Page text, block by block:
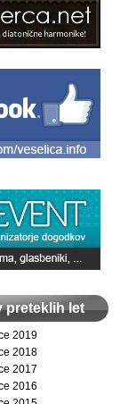
preteklih let
2019
2018
2017
2016